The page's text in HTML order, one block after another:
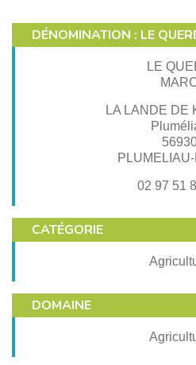
DÉNOMINATION : LE
LE
LA LANDE DE
02 97 51
CATÉGORIE
DOMAINE